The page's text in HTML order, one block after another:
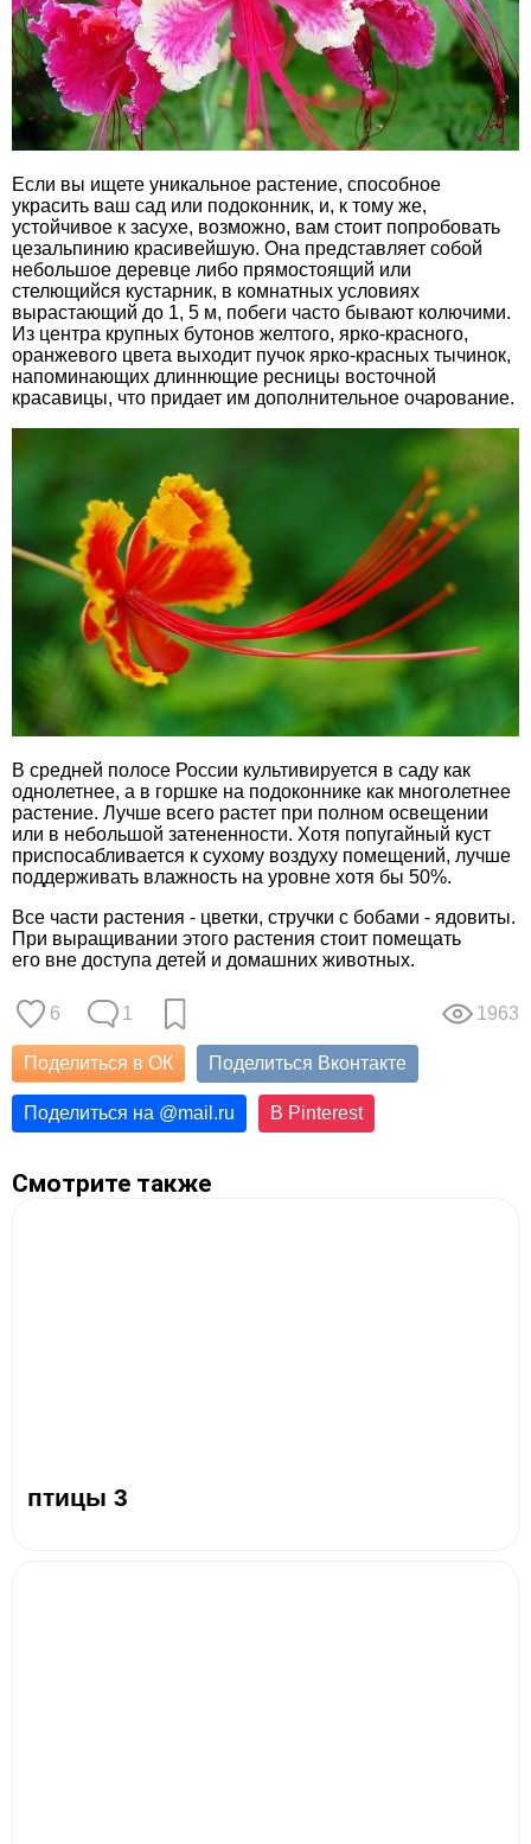
Если вы ищете уникальное растение, способное
украсить ваш сад или подоконник, и, к тому же,
устойчивое к засухе, возможно, вам стоит попробовать
цезальпинию красивейшую. Она представляет собой
небольшое деревце либо прямостоящий или
стелющийся кустарник, в комнатных условиях
вырастающий до 1, 5 м, побеги часто бывают колючими.
Из центра крупных бутонов желтого, ярко-красного,
оранжевого цвета выходит пучок ярко-красных тычинок,
напоминающих длиннющие ресницы восточной
красавицы, что придает им дополнительное очарование.
В средней полосе России культивируется в саду как
однолетнее, а в горшке на подоконнике как многолетнее
растение. Лучше всего растет при полном освещении
или в небольшой затененности. Хотя попугайный куст
приспосабливается к сухому воздуху помещений, лучше
поддерживать влажность на уровне хотя бы 50%.
Все части растения - цветки, стручки с бобами - ядовиты.
При выращивании этого растения стоит помещать
его вне доступа детей и домашних животных.
6 1 1963
Поделиться в ОК Поделиться Вконтакте
Поделиться на @mail.ru В Pinterest
Смотрите также
птицы 3